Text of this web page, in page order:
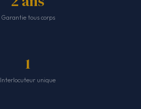
Garantie tous corps
1
Interlocuteur unique